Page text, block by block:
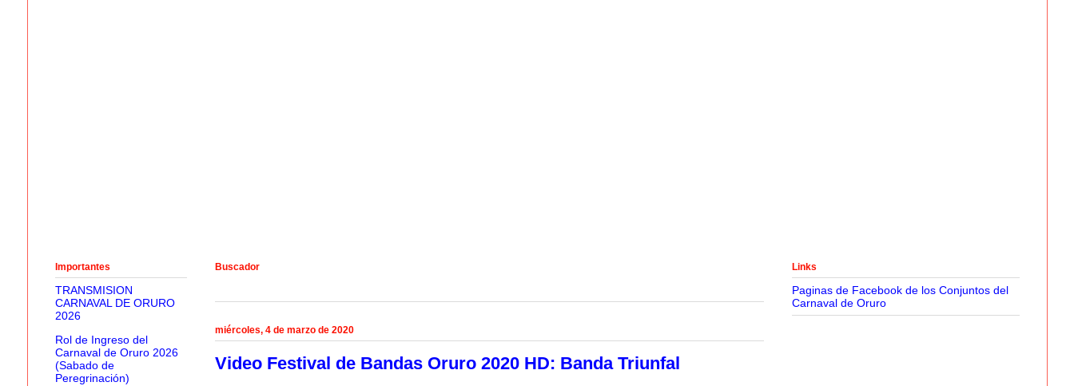
Buscador
miércoles, 4 de marzo de 2020
Video Festival de Bandas Oruro 2020 HD: Banda Triunfal
Importantes
TRANSMISION
CARNAVAL DE ORURO
2026
Rol de Ingreso del
Carnaval de Oruro 2026
(Sabado de
Peregrinación)
Links
Paginas de Facebook de los Conjuntos del
Carnaval de Oruro